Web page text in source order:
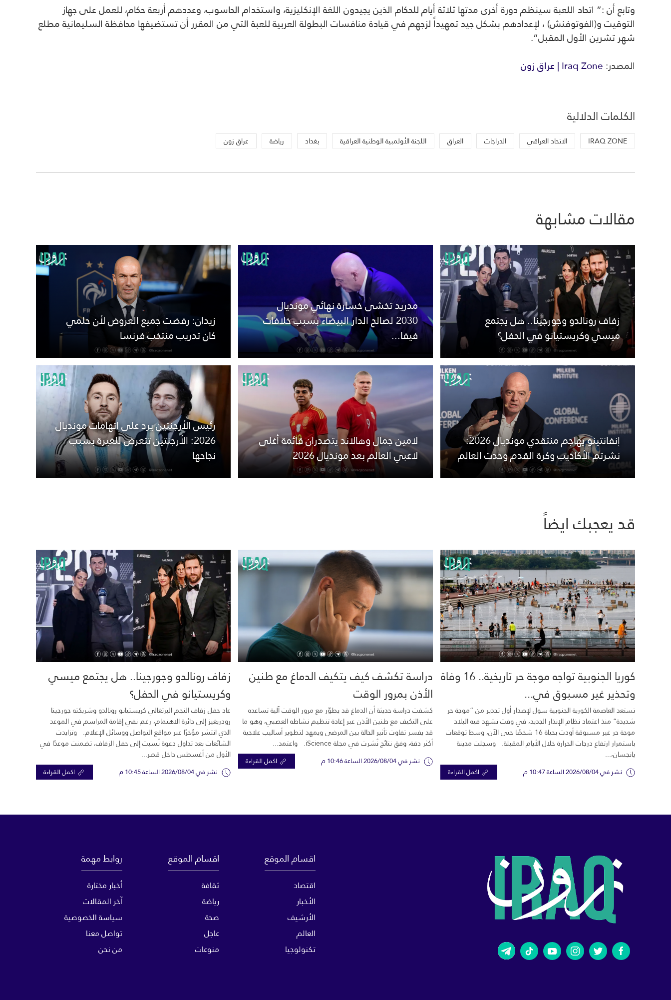
وتابع أن :” اتحاد اللعبة سينظم دورة أخرى مدتها ثلاثة أيام للحكام الذين يجيدون اللغة الإنكليزية، واستخدام الحاسوب، وعددهم أربعة حكام، للعمل على جهاز
التوقيت و(الفوتوفنش) ، لإعدادهم بشكل جيد تمهيداً لزجهم في قيادة منافسات البطولة العربية للعبة التي من المقرر أن تستضيفها محافظة السليمانية مطلع
شهر تشرين الأول المقبل”.
المصدر:Iraq Zone | عراق زون
الكلمات الدلالية
IRAQ ZONE الاتحاد العراقي الدراجات العراق اللجنة الأولمبية الوطنية العراقية بغداد رياضة عراق زون
مقالات مشابهة
زفاف رونالدو وجورجينا.. هل يجتمع
ميسي وكريستيانو في الحفل؟
مدريد تخشى خسارة نهائي مونديال
2030 لصالح الدار البيضاء بسبب خلافات
فيفا...
زيدان: رفضت جميع العروض لأن حلمي
كان تدريب منتخب فرنسا
إنفانتينو يهاجم منتقدي مونديال 2026:
نشرتم الأكاذيب وكرة القدم وحدت العالم
لامين جمال وهالاند يتصدران قائمة أغلى
لاعبي العالم بعد مونديال 2026
رئيس الأرجنتين يرد على اتهامات مونديال
2026: الأرجنتين تتعرض للغيرة بسبب
نجاحها
قد يعجبك ايضاً
كوريا الجنوبية تواجه موجة حر تاريخية.. 16 وفاة
وتحذير غير مسبوق في...
تستعد العاصمة الكورية الجنوبية سول لإصدار أول تحذير من “موجة حر
شديدة” منذ اعتماد نظام الإنذار الجديد، في وقت تشهد فيه البلاد
موجة حر غير مسبوقة أودت بحياة 16 شخصًا حتى الآن، وسط توقعات
باستمرار ارتفاع درجات الحرارة خلال الأيام المقبلة. وسجلت مدينة
يانجسان،...
نشر في 2026/08/04 الساعة 10:47 م اكمل القراءة
دراسة تكشف كيف يتكيف الدماغ مع طنين
الأذن بمرور الوقت
كشفت دراسة حديثة أن الدماغ قد يطوّر مع مرور الوقت آلية تساعده
على التكيف مع طنين الأذن عبر إعادة تنظيم نشاطه العصبي، وهو ما
قد يفسر تفاوت تأثير الحالة بين المرضى ويمهد لتطوير أساليب علاجية
أكثر دقة، وفق نتائج نُشرت في مجلة iScience. واعتمد...
نشر في 2026/08/04 الساعة 10:46 م اكمل القراءة
زفاف رونالدو وجورجينا.. هل يجتمع ميسي
وكريستيانو في الحفل؟
عاد حفل زفاف النجم البرتغالي كريستيانو رونالدو وشريكته جورجينا
رودريغيز إلى دائرة الاهتمام، رغم نفي إقامة المراسم في الموعد
الذي انتشر مؤخرًا عبر مواقع التواصل ووسائل الإعلام. وتزايدت
الشائعات بعد تداول دعوة نُسبت إلى حفل الزفاف، تضمنت موعدًا في
الأول من أغسطس داخل قصر...
نشر في 2026/08/04 الساعة 10:45 م اكمل القراءة
اقسام الموقع
اقتصاد
الأخبار
الأرشيف
العالم
تكنولوجيا
اقسام الموقع
ثقافة
رياضة
صحة
عاجل
منوعات
روابط مهمة
أخبار مختارة
آخر المقالات
سياسة الخصوصية
تواصل معنا
من نحن